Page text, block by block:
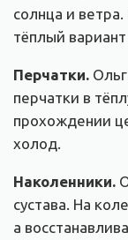
солнца и
тёплый
Перчатки.
перчатки в
прохождении
холод.
Наколенники.
сустава. На
а